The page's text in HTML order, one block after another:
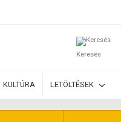
Keresés
KULTÚRA LETÖLTÉSEK